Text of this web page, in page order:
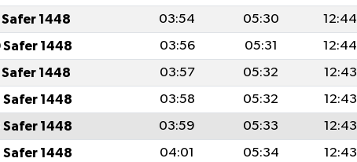
Safer 1448 03:54 05:30 12:44
Safer 1448 03:56 05:31 12:44
Safer 1448 03:57 05:32 12:43
Safer 1448 03:58 05:32 12:43
Safer 1448 03:59 05:33 12:43
Safer 1448 04:01 05:34 12:43